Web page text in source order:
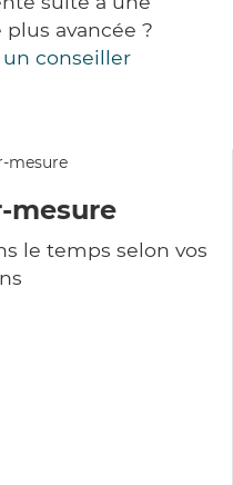
avancée ?
conseiller
mesure
le temps selon vos